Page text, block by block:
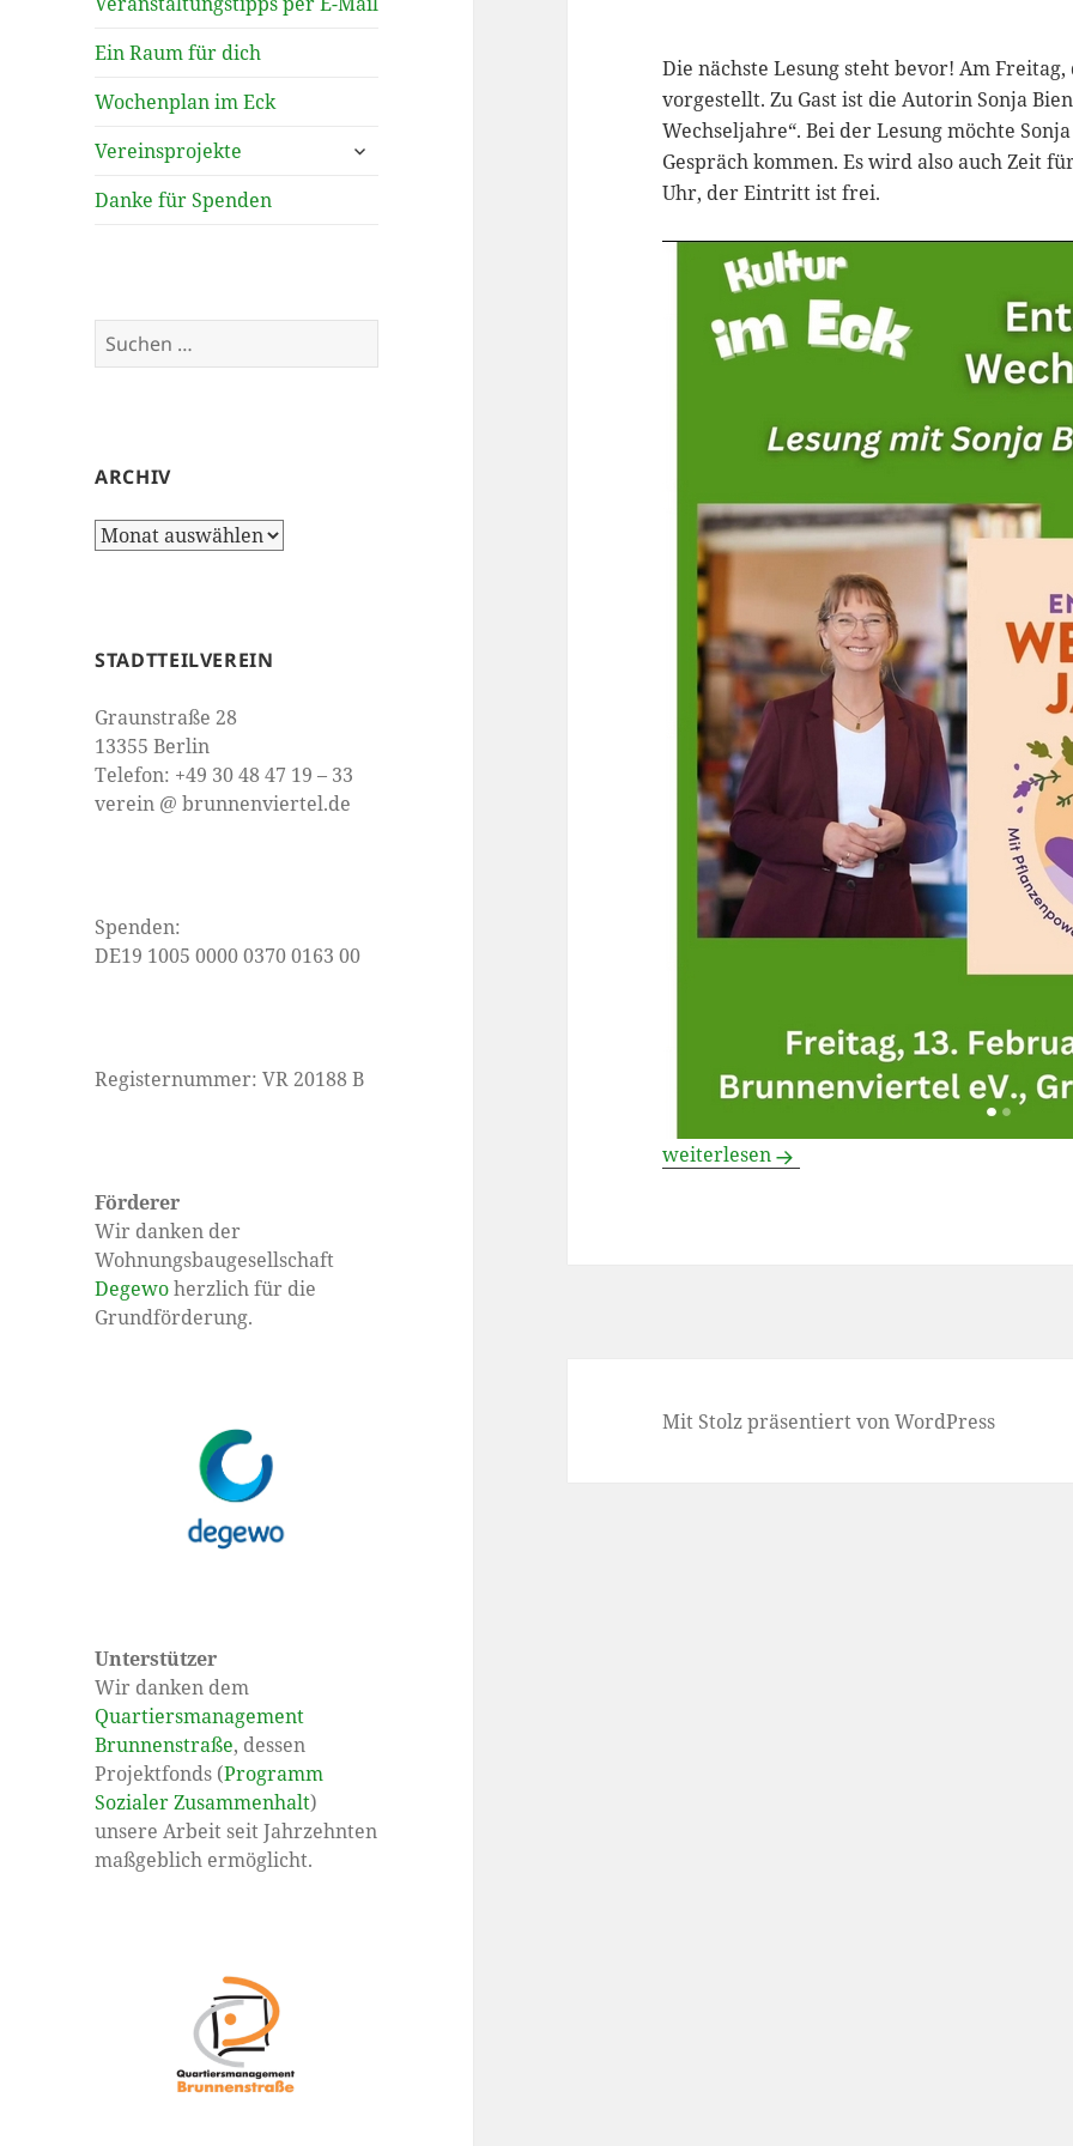
Ein Raum für dich
Wochenplan im Eck
Vereinsprojekte
untermenü
Danke für Spenden
Suchen
nach:
ARCHIV
Archiv
STADTTEILVEREIN
Graunstraße 28
13355 Berlin
Telefon: +49 30 48 47 19 – 33
verein @ brunnenviertel.de
Spenden:
DE19 1005 0000 0370 0163 00
Registernummer: VR 20188 B
Förderer
Wir danken der
Wohnungsbaugesellschaft
Degewoherzlich für die
Grundförderung.
Unterstützer
Wir danken dem
Quartiersmanagement
Brunnenstraße, dessen
Projektfonds (Programm
Sozialer Zusammenhalt)
unsere Arbeit seit Jahrzehnten
maßgeblich ermöglicht.
Die nächste Lesung steht bevor! Am
vorgestellt. Zu Gast ist die Autorin Sonja
Wechseljahre“. Bei der Lesung möchte
Gespräch kommen. Es wird also auch Zeit
Uhr, der Eintritt ist frei.
Kultur im Eck: Lesung „Entspannte
weiterlesen
Mit Stolz präsentiert von WordPress